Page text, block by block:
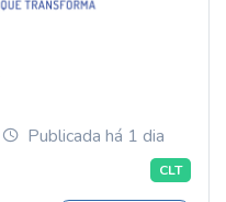
Publicada há 1 dia
CLT